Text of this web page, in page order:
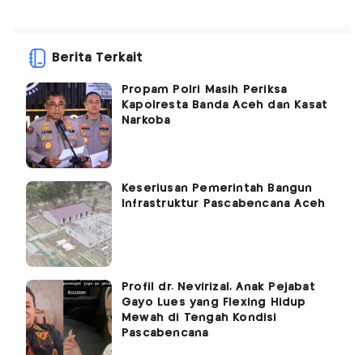
Berita Terkait
Propam Polri Masih Periksa
Kapolresta Banda Aceh dan Kasat
Narkoba
Keseriusan Pemerintah Bangun
Infrastruktur Pascabencana Aceh
Profil dr. Nevirizal, Anak Pejabat
Gayo Lues yang Flexing Hidup
Mewah di Tengah Kondisi
Pascabencana